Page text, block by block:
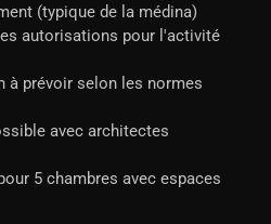
(typique de la médina)
autorisations pour l'activité
à prévoir selon les normes
avec architectes
5 chambres avec espaces